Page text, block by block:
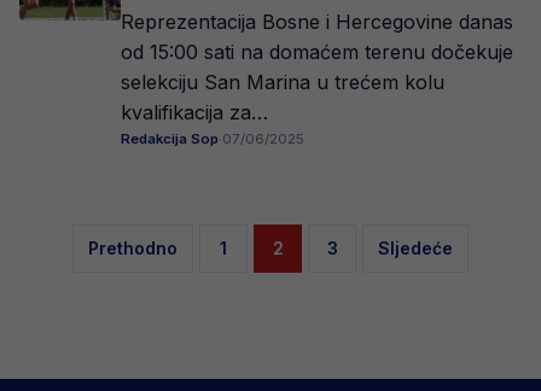
Reprezentacija Bosne i Hercegovine danas
od 15:00 sati na domaćem terenu dočekuje
selekciju San Marina u trećem kolu
kvalifikacija za…
Redakcija Sop·07/06/2025
Posts
Prethodno 1 2 3 Sljedeće